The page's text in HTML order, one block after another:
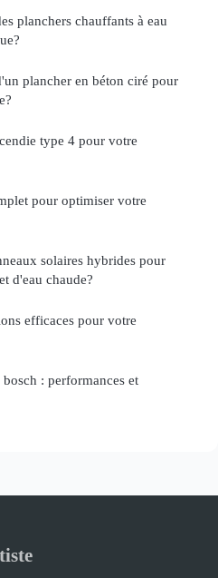
planchers chauffants à eau
plancher en béton ciré pour
type 4 pour votre
pour optimiser votre
solaires hybrides pour
d'eau chaude?
efficaces pour votre
: performances et